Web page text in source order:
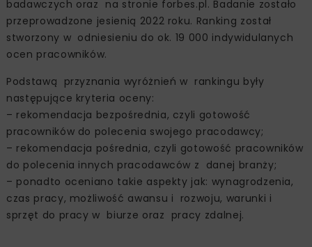
badawczych oraz na stronie forbes.pl. Badanie zostało
przeprowadzone jesienią 2022 roku. Ranking został
stworzony w odniesieniu do ok. 19 000 indywidulanych
ocen pracowników.
Podstawą przyznania wyróżnień w rankingu były
następujące kryteria oceny:
– rekomendacja bezpośrednia, czyli gotowość
pracowników do polecenia swojego pracodawcy;
– rekomendacja pośrednia, czyli gotowość pracowników
do polecenia innych pracodawców z danej branży;
– ponadto oceniano takie aspekty jak: wynagrodzenia,
czas pracy, możliwość awansu i rozwoju, warunki i
sprzęt do pracy w biurze oraz pracy zdalnej.